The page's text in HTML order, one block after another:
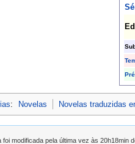
: Novelas Novelas traduzidas
foi modificada pela última vez às 20h18min